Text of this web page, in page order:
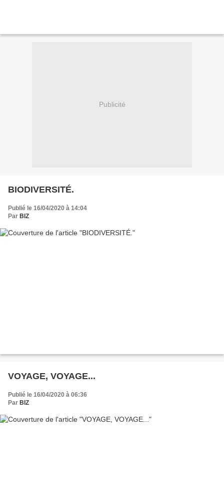
Publicité
BIODIVERSITÉ.
Publié le 16/04/2020 à 14:04
Par BIZ
VOYAGE, VOYAGE...
Publié le 16/04/2020 à 06:36
Par BIZ